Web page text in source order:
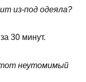
из-под одеяла?
30 минут.
неутомимый